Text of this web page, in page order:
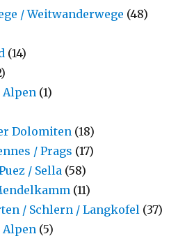
/ Weitwanderwege (48)
(14)
Alpen (1)
Dolomiten (18)
/ Prags (17)
/ Sella (58)
(11)
/ Schlern / Langkofel (37)
Alpen (5)